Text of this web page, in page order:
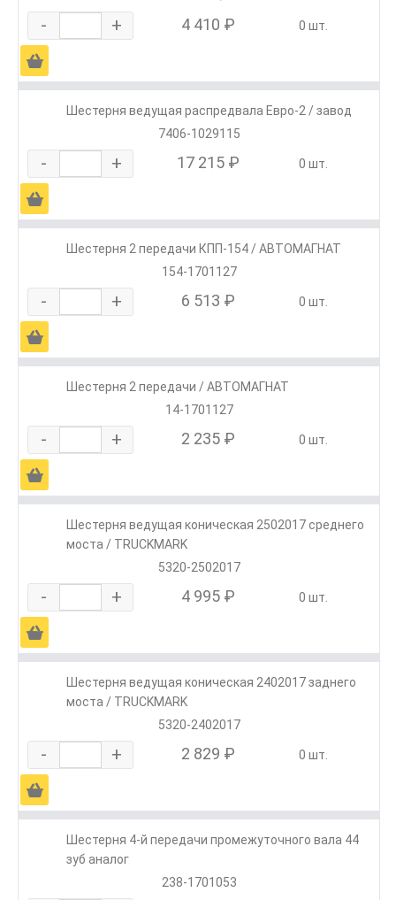
- + 4 410 ₽ 0 шт.
Ä
Шестерня ведущая распредвала Евро-2 / завод
7406-1029115
- + 17 215 ₽ 0 шт.
Ä
Шестерня 2 передачи КПП-154 / АВТОМАГНАТ
154-1701127
- + 6 513 ₽ 0 шт.
Ä
Шестерня 2 передачи / АВТОМАГНАТ
14-1701127
- + 2 235 ₽ 0 шт.
Ä
Шестерня ведущая коническая 2502017 среднего
моста / TRUCKMARK
5320-2502017
- + 4 995 ₽ 0 шт.
Ä
Шестерня ведущая коническая 2402017 заднего
моста / TRUCKMARK
5320-2402017
- + 2 829 ₽ 0 шт.
Ä
Шестерня 4-й передачи промежуточного вала 44
зуб аналог
238-1701053